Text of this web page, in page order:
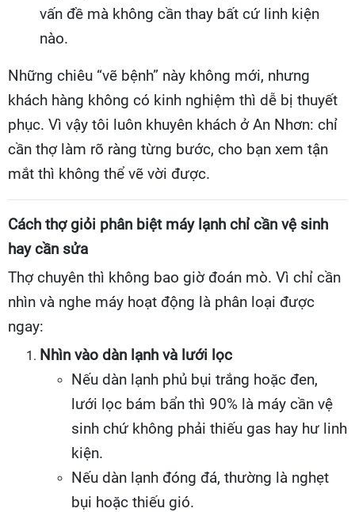
vấn đề mà không cần thay bất cứ linh kiện
nào.
Những chiêu “vẽ bệnh” này không mới, nhưng
khách hàng không có kinh nghiệm thì dễ bị thuyết
phục. Vì vậy tôi luôn khuyên khách ở An Nhơn: chỉ
cần thợ làm rõ ràng từng bước, cho bạn xem tận
mắt thì không thể vẽ vời được.
Cách thợ giỏi phân biệt máy lạnh chỉ cần vệ sinh
hay cần sửa
Thợ chuyên thì không bao giờ đoán mò. Vì chỉ cần
nhìn và nghe máy hoạt động là phân loại được
ngay:
Nhìn vào dàn lạnh và lưới lọc
Nếu dàn lạnh phủ bụi trắng hoặc đen,
lưới lọc bám bẩn thì 90% là máy cần vệ
sinh chứ không phải thiếu gas hay hư linh
kiện.
Nếu dàn lạnh đóng đá, thường là nghẹt
bụi hoặc thiếu gió.